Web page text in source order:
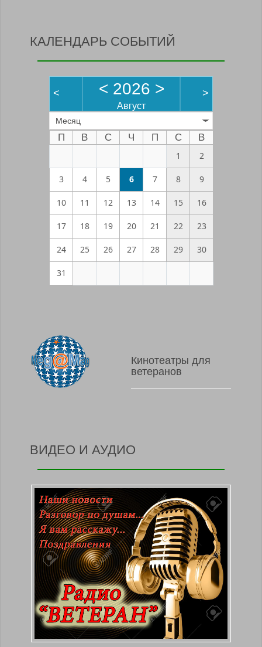
КАЛЕНДАРЬ СОБЫТИЙ
< < 2026 >
Август
>
Месяц
П В С Ч П С
В
1
2
3 4 5 6 7 8 9
10 11 12 13 14 15 16
17 18 19 20 21 22 23
24 25 26 27 28 29 30
31
Кинотеатры для
ветеранов
ВИДЕО И АУДИО